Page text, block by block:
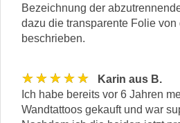
Bezeichnung der
dazu die transparente Folie von
beschrieben.
★★★★★
Karin aus B.
Ich habe bereits vor 6 Jahren
Wandtattoos gekauft und war